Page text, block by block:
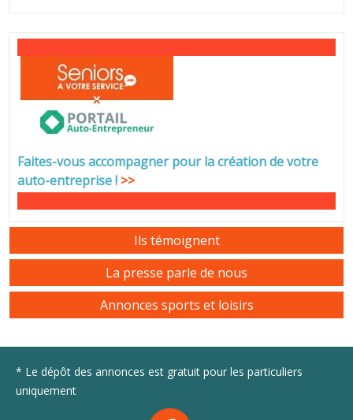
Faites-vous accompagner pour la création de votre
auto-entreprise! >>
Ils témoignent
La presse parle de nous
Annonces sports et loisirs
* Le dépôt des annonces est gratuit pour les particuliers
uniquement